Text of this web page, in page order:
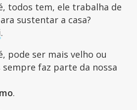
todos tem, ele trabalha de
sustentar a casa?
.
pode ser mais velho ou
sempre faz parte da nossa
.